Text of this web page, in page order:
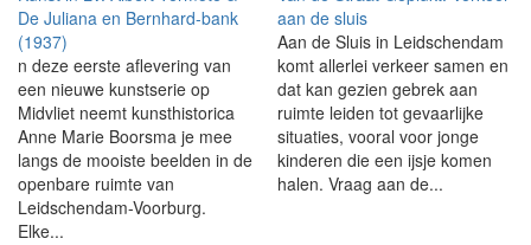
De Juliana en Bernhard-bank
(1937)
n deze eerste aflevering van
een nieuwe kunstserie op
Midvliet neemt kunsthistorica
Anne Marie Boorsma je mee
langs de mooiste beelden in de
openbare ruimte van
Leidschendam-Voorburg.
Elke...
aan de sluis
Aan de Sluis in Leidschendam
komt allerlei verkeer samen en
dat kan gezien gebrek aan
ruimte leiden tot gevaarlijke
situaties, vooral voor jonge
kinderen die een ijsje komen
halen. Vraag aan de...